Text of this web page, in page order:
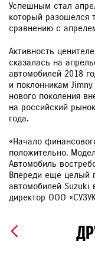
Успешным стал
который разошелся
сравнению с
Активность
сказалась на
автомобилей 2018
и поклонникам
нового поколения
на российский
года.
«Начало
положительно.
Автомобиль
Впереди еще целый
автомобилей Suzuki
директор ООО